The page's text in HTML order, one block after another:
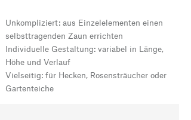
Unkompliziert: aus Einzelelementen einen
selbsttragenden Zaun errichten
Individuelle Gestaltung: variabel in Länge,
Höhe und Verlauf
Vielseitig: für Hecken, Rosensträucher oder
Gartenteiche